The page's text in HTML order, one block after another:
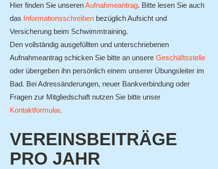
ARGE 50-Meter-Hallenbad
VEREIN
Angebot
Mitgliedschaft
Vereinskleidung
Downloads
Links
Schwimmen
Hier finden Sie unserenAufnahmeantrag. Bitte lesen Sie auch
das Informationsschreiben bezüglich Aufsicht und
Versicherung beim Schwimmtraining.
Den vollständig ausgefüllten und unterschriebenen
Aufnahmeantrag schicken Sie bitte an unsere Geschäftsstelle
oder übergeben ihn persönlich einem unserer Übungsleiter im
Bad. Bei Adressänderungen, neuer Bankverbindung oder
Fragen zur Mitgliedschaft nutzen Sie bitte unser
Kontaktformular.
VEREINSBEITRÄGE
PRO JAHR